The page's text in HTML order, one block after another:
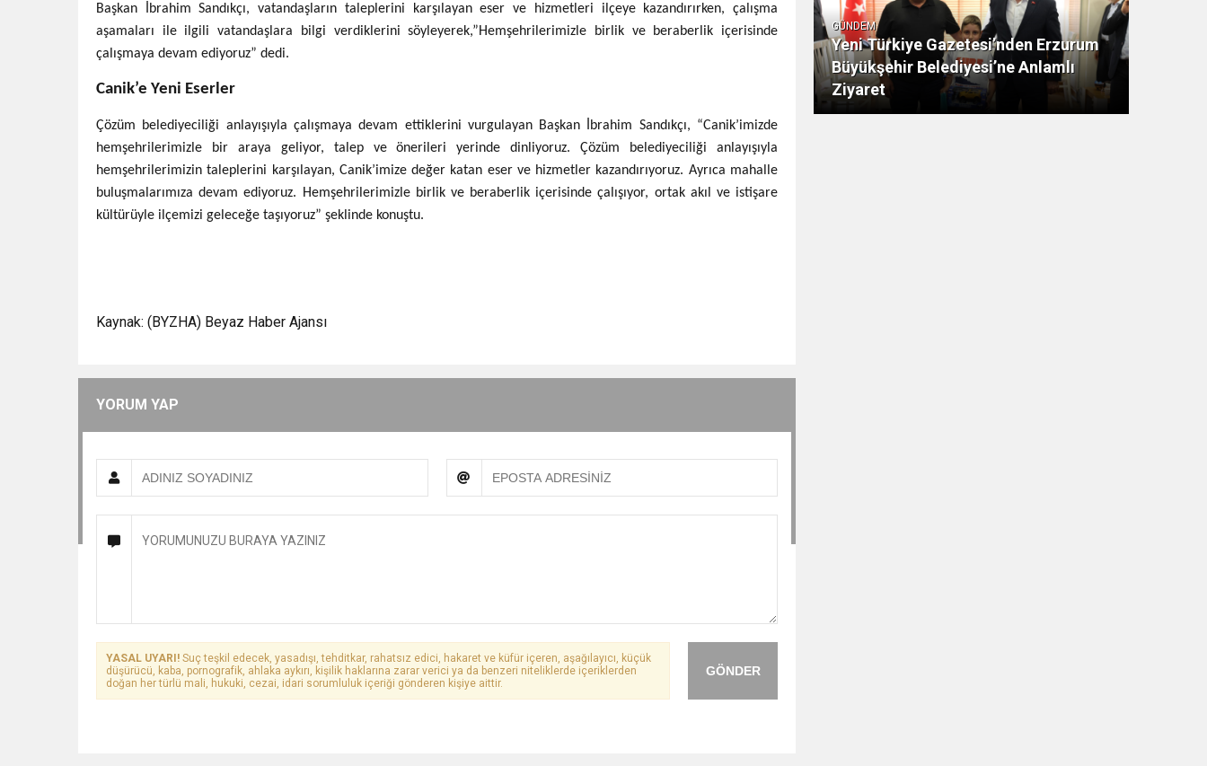
Başkan İbrahim Sandıkçı, vatandaşların taleplerini karşılayan eser ve hizmetleri ilçeye kazandırırken, çalışma
aşamaları ile ilgili vatandaşlara bilgi verdiklerini söyleyerek,”Hemşehrilerimizle birlik ve beraberlik içerisinde
çalışmaya devam ediyoruz” dedi.
Canik’e Yeni Eserler
Çözüm belediyeciliği anlayışıyla çalışmaya devam ettiklerini vurgulayan Başkan İbrahim Sandıkçı, “Canik’imizde
hemşehrilerimizle bir araya geliyor, talep ve önerileri yerinde dinliyoruz. Çözüm belediyeciliği anlayışıyla
hemşehrilerimizin taleplerini karşılayan, Canik’imize değer katan eser ve hizmetler kazandırıyoruz. Ayrıca mahalle
buluşmalarımıza devam ediyoruz. Hemşehrilerimizle birlik ve beraberlik içerisinde çalışıyor, ortak akıl ve istişare
kültürüyle ilçemizi geleceğe taşıyoruz” şeklinde konuştu.
Kaynak: (BYZHA) Beyaz Haber Ajansı
YORUM YAP
GÖNDER
YASAL UYARI! Suç teşkil edecek, yasadışı, tehditkar, rahatsız edici, hakaret ve küfür içeren, aşağılayıcı, küçük
düşürücü, kaba, pornografik, ahlaka aykırı, kişilik haklarına zarar verici ya da benzeri niteliklerde içeriklerden
doğan her türlü mali, hukuki, cezai, idari sorumluluk içeriği gönderen kişiye aittir.
GÜNDEM
Yeni Türkiye Gazetesi’nden Erzurum
Büyükşehir Belediyesi’ne Anlamlı
Ziyaret